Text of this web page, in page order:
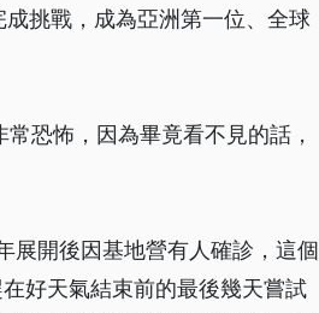
挑戰，成為亞洲第一位、全球
恐怖，因為畢竟看不見的話，
展開後因基地營有人確診，這個
好天氣結束前的最後幾天嘗試